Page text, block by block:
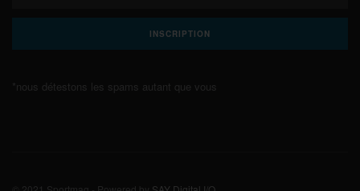
*nous détestons les spams autant que vous